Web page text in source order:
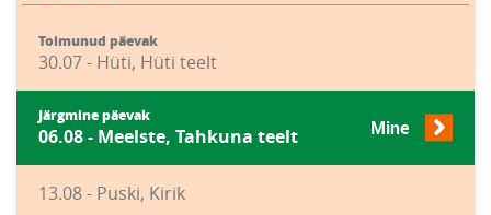
Toimunud päevak
30.07 - Hüti, Hüti teelt
Järgmine päevak
06.08 - Meelste, Tahkuna teelt Mine
13.08 - Puski, Kirik